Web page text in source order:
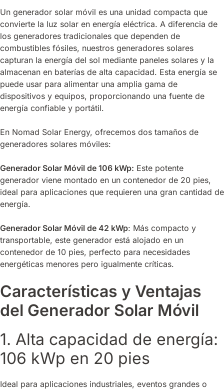
Un generador solar móvil es una unidad compacta que
convierte la luz solar en energía eléctrica. A diferencia de
los generadores tradicionales que dependen de
combustibles fósiles, nuestros generadores solares
capturan la energía del sol mediante paneles solares y la
almacenan en baterías de alta capacidad. Esta energía se
puede usar para alimentar una amplia gama de
dispositivos y equipos, proporcionando una fuente de
energía confiable y portátil.
En Nomad Solar Energy, ofrecemos dos tamaños de
generadores solares móviles:
Generador Solar Móvil de 106 kWp: Este potente
generador viene montado en un contenedor de 20 pies,
ideal para aplicaciones que requieren una gran cantidad de
energía.
Generador Solar Móvil de 42 kWp: Más compacto y
transportable, este generador está alojado en un
contenedor de 10 pies, perfecto para necesidades
energéticas menores pero igualmente críticas.
Características y Ventajas
del Generador Solar Móvil
1. Alta capacidad de energía:
106 kWp en 20 pies
Ideal para aplicaciones industriales, eventos grandes o